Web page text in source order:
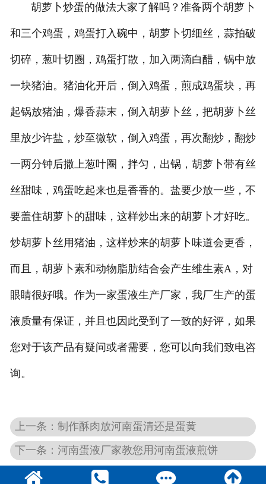
胡萝卜炒蛋的做法大家了解吗？准备两个胡萝卜
和三个鸡蛋，鸡蛋打入碗中，胡萝卜切细丝，蒜拍破
切碎，葱叶切圈，鸡蛋打散，加入两滴白醋，锅中放
一块猪油。猪油化开后，倒入鸡蛋，煎成鸡蛋块，再
起锅放猪油，爆香蒜末，倒入胡萝卜丝，把胡萝卜丝
里放少许盐，炒至微软，倒入鸡蛋，再次翻炒，翻炒
一两分钟后撒上葱叶圈，拌匀，出锅，胡萝卜带有丝
丝甜味，鸡蛋吃起来也是香香的。盐要少放一些，不
要盖住胡萝卜的甜味，这样炒出来的胡萝卜才好吃。
炒胡萝卜丝用猪油，这样炒来的胡萝卜味道会更香，
而且，胡萝卜素和动物脂肪结合会产生维生素A，对
眼睛很好哦。作为一家蛋液生产厂家，我厂生产的蛋
液质量有保证，并且也因此受到了一致的好评，如果
您对于该产品有疑问或者需要，您可以向我们致电咨
询。
上一条：制作酥肉放河南蛋清还是蛋黄
下一条：河南蛋液厂家教您用河南蛋液煎饼